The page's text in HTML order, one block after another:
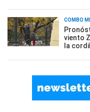
COMBO
viento
la